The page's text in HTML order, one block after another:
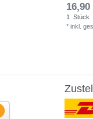
16,90
1 Stück
* inkl.